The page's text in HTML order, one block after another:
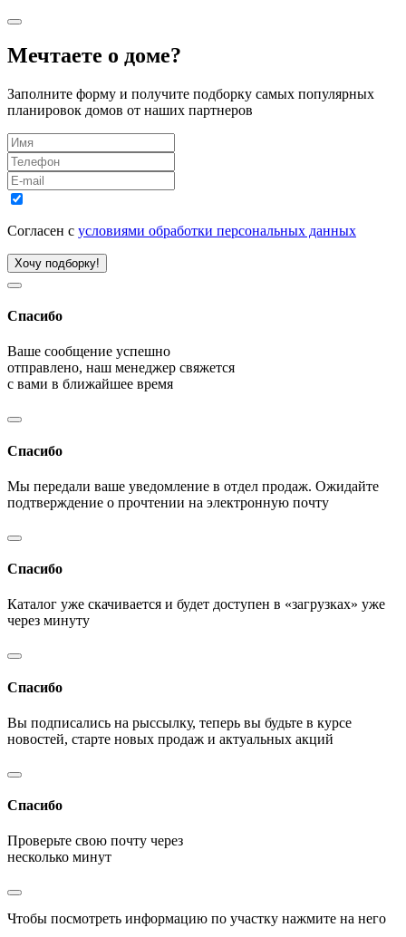
Мечтаете о доме?
Заполните форму и получите подборку самых популярных
планировок домов от наших партнеров
Согласен с условиями обработки персональных данных
Хочу подборку!
Спасибо
Ваше сообщение успешно
отправлено, наш менеджер свяжется
с вами в ближайшее время
Спасибо
Мы передали ваше уведомление в отдел продаж. Ожидайте
подтверждение о прочтении на электронную почту
Спасибо
Каталог уже скачивается и будет доступен в «загрузках» уже
через минуту
Спасибо
Вы подписались на рыссылку, теперь вы будьте в курсе
новостей, старте новых продаж и актуальных акций
Спасибо
Проверьте свою почту через
несколько минут
Чтобы посмотреть информацию по участку нажмите на него